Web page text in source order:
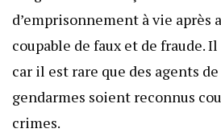
d’emprisonnement à vie après
coupable de faux et de fraude. Il
car il est rare que des agents
gendarmes soient reconnus
crimes.